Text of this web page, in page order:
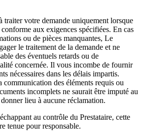
traiter votre demande uniquement lorsque
aux exigences spécifiées. En cas
ou de pièces manquantes, Le
le traitement de la demande et ne
des éventuels retards ou de
concernée. Il vous incombe de fournir
nécessaires dans les délais impartis.
des éléments requis ou
incomplets ne saurait être imputé au
lieu à aucune réclamation.
au contrôle du Prestataire, cette
tenue pour responsable.